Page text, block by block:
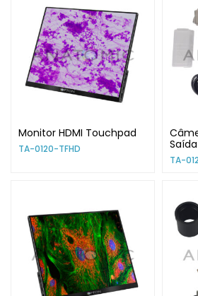
Monitor HDMI Touchpad
TA-0120-TFHD
TA-